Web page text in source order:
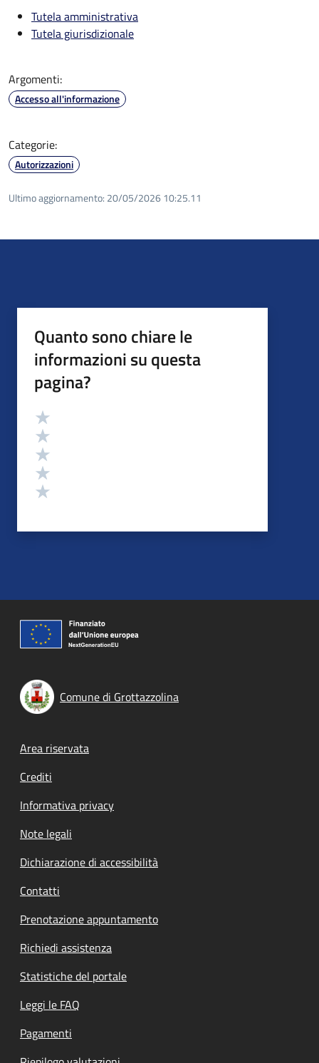
Tutela amministrativa
Tutela giurisdizionale
Argomenti:
Accesso all'informazione
Categorie:
Autorizzazioni
Ultimo aggiornamento: 20/05/2026 10:25.11
Quanto sono chiare le
informazioni su questa
pagina?
Valutazione
Comune di Grottazzolina
Footer menu
Area riservata
Crediti
Informativa privacy
Note legali
Dichiarazione di accessibilità
Contatti
Prenotazione appuntamento
Richiedi assistenza
Statistiche del portale
Leggi le FAQ
Pagamenti